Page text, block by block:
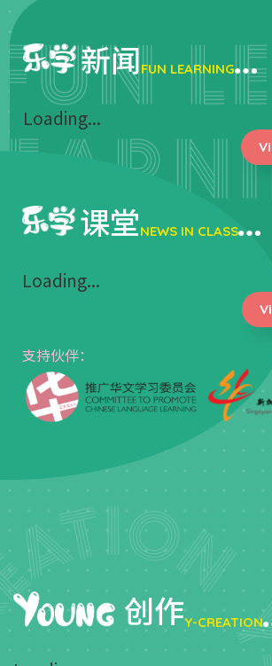
新闻FUN LEARNING
Loading...
课堂NEWS IN CLASS
Loading...
支持伙伴：
创作Y-CREATION